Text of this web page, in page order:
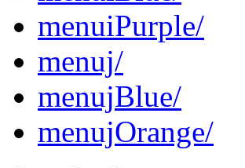
menuiPurple/
menuj/
menujBlue/
menujOrange/